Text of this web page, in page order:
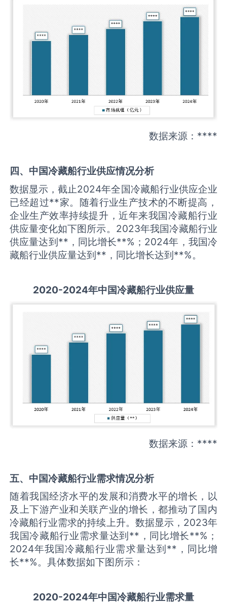
数据来源：****
四、中国冷藏船行业供应情况分析
数据显示，截止2024年全国冷藏船行业供应企业
已经超过**家。随着行业生产技术的不断提高，
企业生产效率持续提升，近年来我国冷藏船行业
供应量变化如下图所示。2023年我国冷藏船行业
供应量达到**，同比增长**%；2024年，我国冷
藏船行业供应量达到**，同比增长达到**%。
2020-2024年中国冷藏船行业供应量
数据来源：****
五、中国冷藏船行业需求情况分析
随着我国经济水平的发展和消费水平的增长，以
及上下游产业和关联产业的增长，都推动了国内
冷藏船行业需求的持续上升。数据显示，2023年
我国冷藏船行业需求量达到**，同比增长**%；
2024年我国冷藏船行业需求量达到**，同比增
长**%。具体数据如下图所示：
2020-2024年中国冷藏船行业需求量